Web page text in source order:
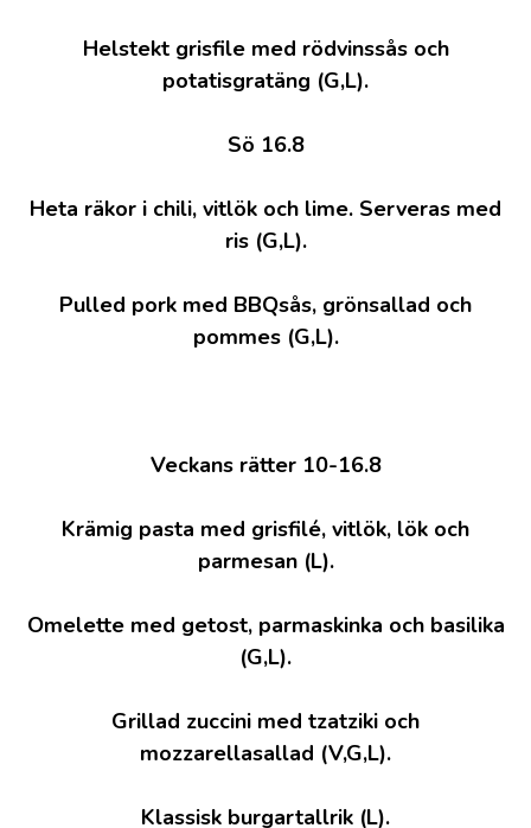
Helstekt grisfile med rödvinssås och
potatisgratäng (G,L).
Sö 16.8
Heta räkor i chili, vitlök och lime. Serveras med
ris (G,L).
Pulled pork med BBQsås, grönsallad och
pommes (G,L).
Veckans rätter 10-16.8
Krämig pasta med grisfilé, vitlök, lök och
parmesan (L).
Omelette med getost, parmaskinka och basilika
(G,L).
Grillad zuccini med tzatziki och
mozzarellasallad (V,G,L).
Klassisk burgartallrik (L).